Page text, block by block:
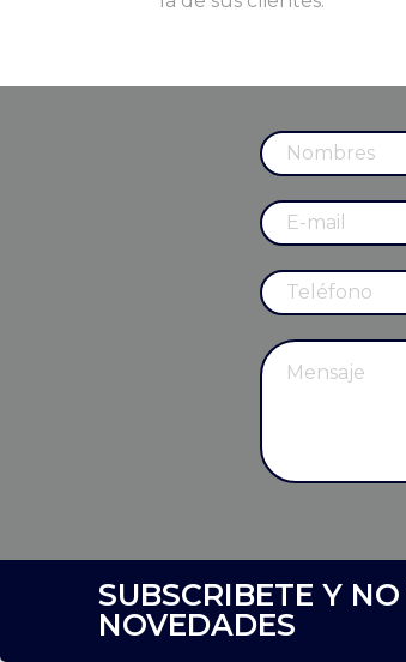
SUBSCRIBETE Y
NOVEDADES